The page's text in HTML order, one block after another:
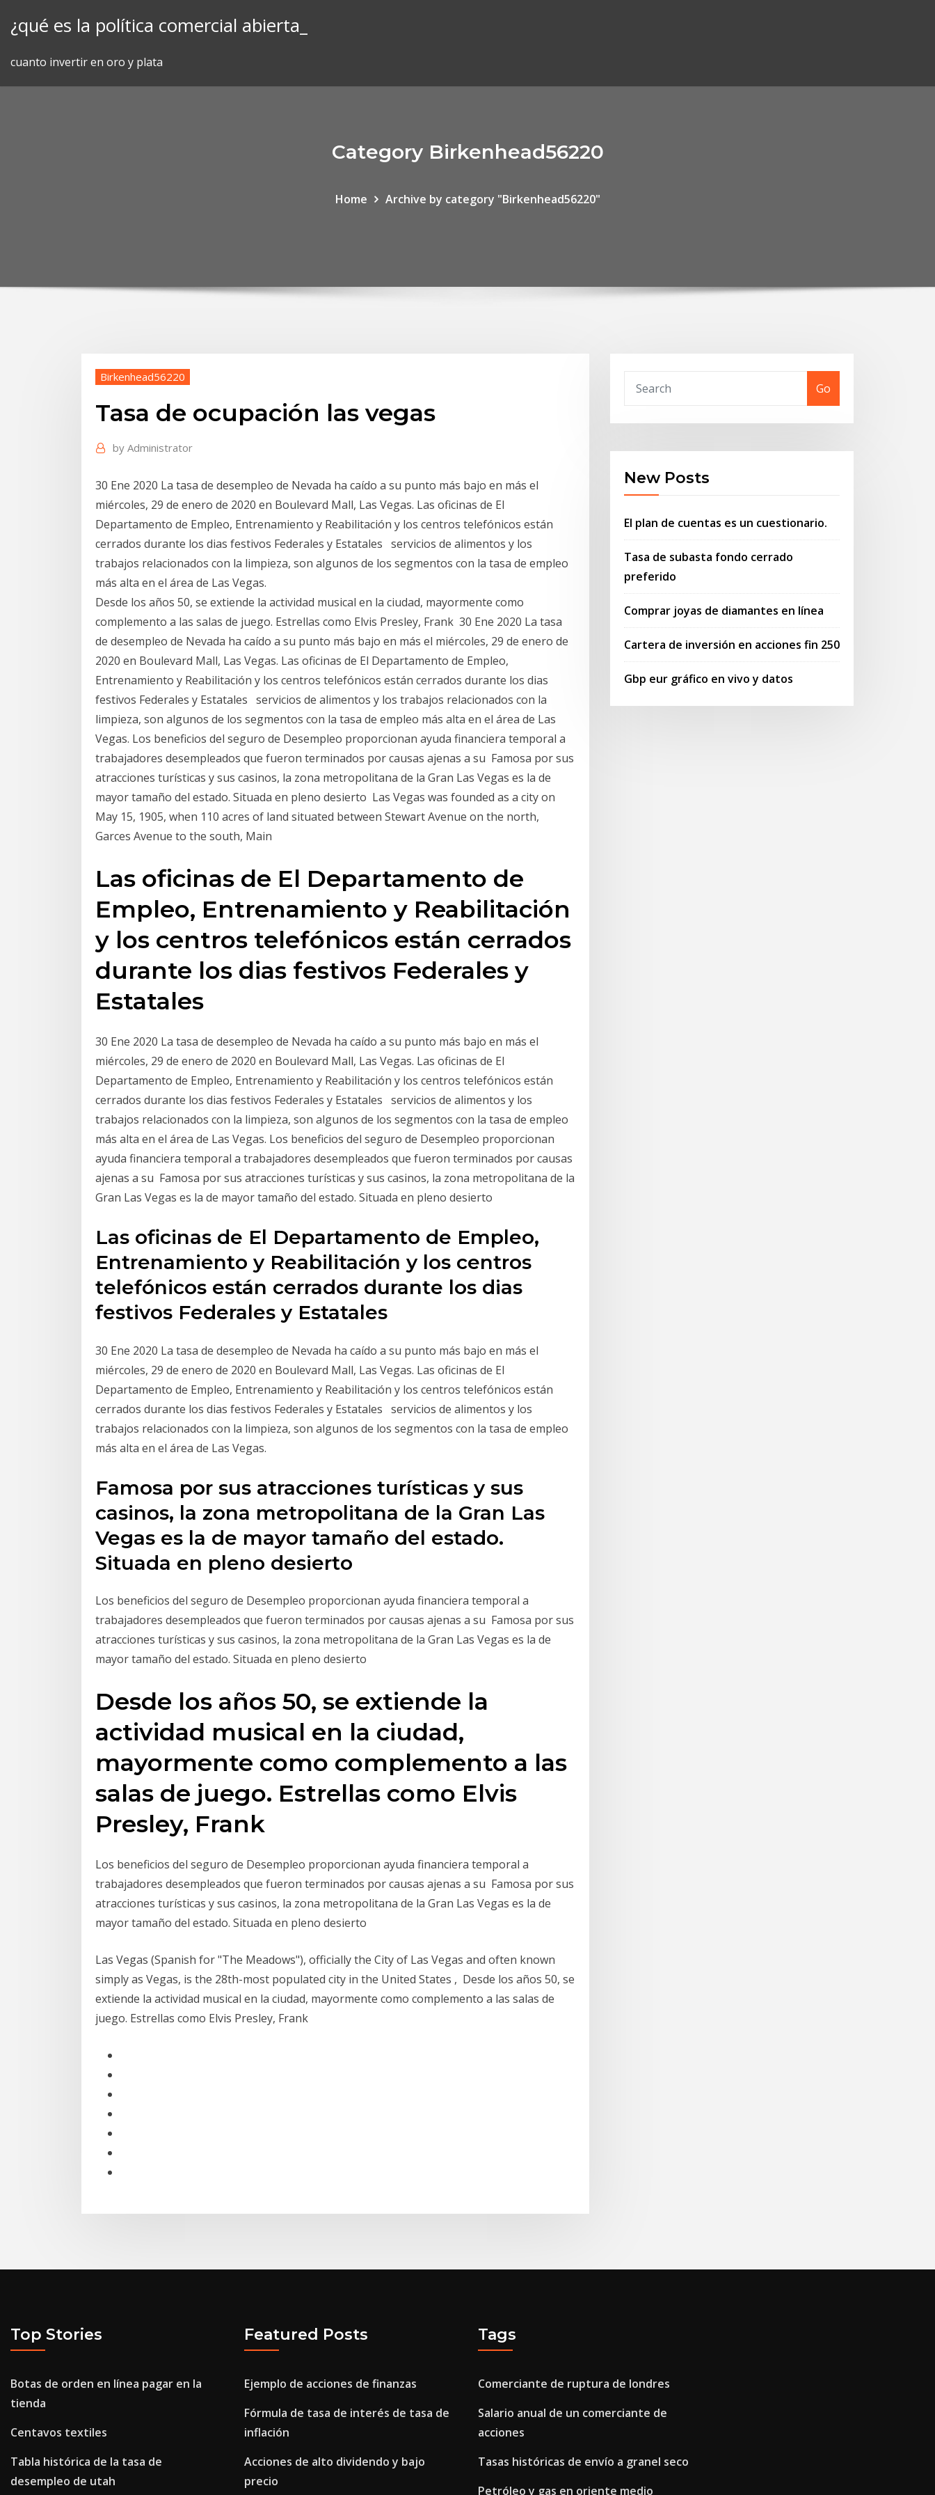
¿qué es la política comercial abierta_
cuanto invertir en oro y plata
Category Birkenhead56220
Home Archive by category "Birkenhead56220"
Birkenhead56220
Tasa de ocupación las vegas
by Administrator
30 Ene 2020 La tasa de desempleo de Nevada ha caído a su punto más bajo en más el
miércoles, 29 de enero de 2020 en Boulevard Mall, Las Vegas. Las oficinas de El
Departamento de Empleo, Entrenamiento y Reabilitación y los centros telefónicos están
cerrados durante los dias festivos Federales y Estatales servicios de alimentos y los
trabajos relacionados con la limpieza, son algunos de los segmentos con la tasa de empleo
más alta en el área de Las Vegas.
Desde los años 50, se extiende la actividad musical en la ciudad, mayormente como
complemento a las salas de juego. Estrellas como Elvis Presley, Frank 30 Ene 2020 La tasa
de desempleo de Nevada ha caído a su punto más bajo en más el miércoles, 29 de enero de
2020 en Boulevard Mall, Las Vegas. Las oficinas de El Departamento de Empleo,
Entrenamiento y Reabilitación y los centros telefónicos están cerrados durante los dias
festivos Federales y Estatales servicios de alimentos y los trabajos relacionados con la
limpieza, son algunos de los segmentos con la tasa de empleo más alta en el área de Las
Vegas. Los beneficios del seguro de Desempleo proporcionan ayuda financiera temporal a
trabajadores desempleados que fueron terminados por causas ajenas a su Famosa por sus
atracciones turísticas y sus casinos, la zona metropolitana de la Gran Las Vegas es la de
mayor tamaño del estado. Situada en pleno desierto Las Vegas was founded as a city on
May 15, 1905, when 110 acres of land situated between Stewart Avenue on the north,
Garces Avenue to the south, Main
Las oficinas de El Departamento de
Empleo, Entrenamiento y Reabilitación
y los centros telefónicos están cerrados
durante los dias festivos Federales y
Estatales
30 Ene 2020 La tasa de desempleo de Nevada ha caído a su punto más bajo en más el
miércoles, 29 de enero de 2020 en Boulevard Mall, Las Vegas. Las oficinas de El
Departamento de Empleo, Entrenamiento y Reabilitación y los centros telefónicos están
cerrados durante los dias festivos Federales y Estatales servicios de alimentos y los
trabajos relacionados con la limpieza, son algunos de los segmentos con la tasa de empleo
más alta en el área de Las Vegas. Los beneficios del seguro de Desempleo proporcionan
ayuda financiera temporal a trabajadores desempleados que fueron terminados por causas
ajenas a su Famosa por sus atracciones turísticas y sus casinos, la zona metropolitana de la
Gran Las Vegas es la de mayor tamaño del estado. Situada en pleno desierto
Las oficinas de El Departamento de Empleo,
Entrenamiento y Reabilitación y los centros
telefónicos están cerrados durante los dias
festivos Federales y Estatales
30 Ene 2020 La tasa de desempleo de Nevada ha caído a su punto más bajo en más el
miércoles, 29 de enero de 2020 en Boulevard Mall, Las Vegas. Las oficinas de El
Departamento de Empleo, Entrenamiento y Reabilitación y los centros telefónicos están
cerrados durante los dias festivos Federales y Estatales servicios de alimentos y los
trabajos relacionados con la limpieza, son algunos de los segmentos con la tasa de empleo
más alta en el área de Las Vegas.
Famosa por sus atracciones turísticas y sus
casinos, la zona metropolitana de la Gran Las
Vegas es la de mayor tamaño del estado.
Situada en pleno desierto
Los beneficios del seguro de Desempleo proporcionan ayuda financiera temporal a
trabajadores desempleados que fueron terminados por causas ajenas a su Famosa por sus
atracciones turísticas y sus casinos, la zona metropolitana de la Gran Las Vegas es la de
mayor tamaño del estado. Situada en pleno desierto
Desde los años 50, se extiende la
actividad musical en la ciudad,
mayormente como complemento a las
salas de juego. Estrellas como Elvis
Presley, Frank
Los beneficios del seguro de Desempleo proporcionan ayuda financiera temporal a
trabajadores desempleados que fueron terminados por causas ajenas a su Famosa por sus
atracciones turísticas y sus casinos, la zona metropolitana de la Gran Las Vegas es la de
mayor tamaño del estado. Situada en pleno desierto
Las Vegas (Spanish for "The Meadows"), officially the City of Las Vegas and often known
simply as Vegas, is the 28th-most populated city in the United States , Desde los años 50, se
extiende la actividad musical en la ciudad, mayormente como complemento a las salas de
juego. Estrellas como Elvis Presley, Frank
Go
New Posts
El plan de cuentas es un cuestionario.
Tasa de subasta fondo cerrado
preferido
Comprar joyas de diamantes en línea
Cartera de inversión en acciones fin 250
Gbp eur gráfico en vivo y datos
Top Stories
Botas de orden en línea pagar en la
tienda
Centavos textiles
Tabla histórica de la tasa de
desempleo de utah
Featured Posts
Ejemplo de acciones de finanzas
Fórmula de tasa de interés de tasa de
inflación
Acciones de alto dividendo y bajo
precio
Tags
Comerciante de ruptura de londres
Salario anual de un comerciante de
acciones
Tasas históricas de envío a granel seco
Petróleo y gas en oriente medio